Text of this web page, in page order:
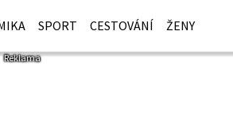
SPORT CESTOVÁNÍ ŽENY